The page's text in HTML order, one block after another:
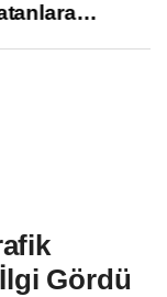
Gördü